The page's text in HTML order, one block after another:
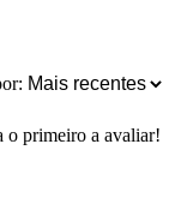
o primeiro a avaliar!